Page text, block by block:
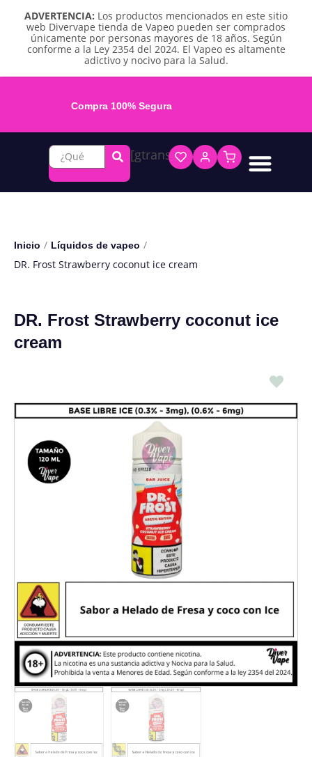
ADVERTENCIA: Los productos mencionados en este sitio
web Divervape tienda de Vapeo pueden ser comprados
únicamente por personas mayores de 18 años. Según
conforme a la Ley 2354 del 2024. El Vapeo es altamente
adictivo y nocivo para la Salud.
Compra 100% Segura
[gtranslate]
Inicio / Líquidos de vapeo /
DR. Frost Strawberry coconut ice cream
DR. Frost Strawberry coconut ice
cream